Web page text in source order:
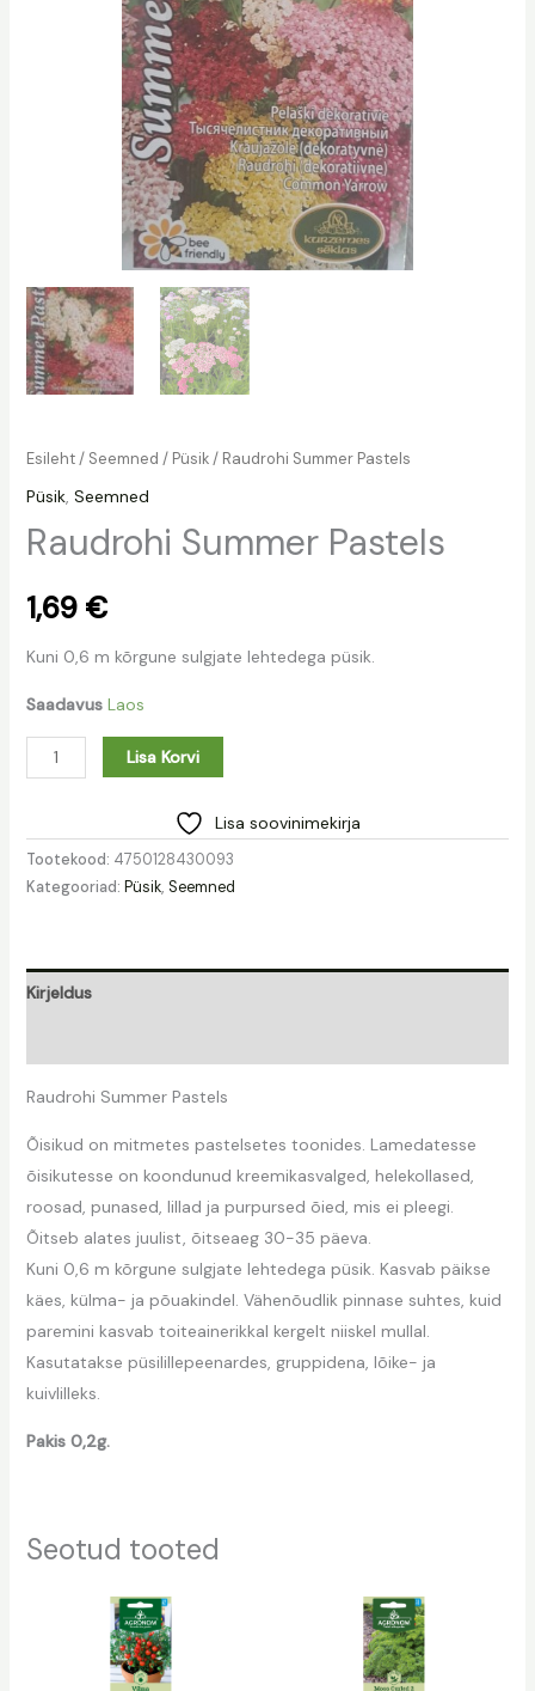
Esileht/ Seemned / Püsik/ Raudrohi Summer Pastels
Püsik, Seemned
Raudrohi Summer Pastels
1,69 €
Kuni 0,6 m kõrgune sulgjate lehtedega püsik.
Saadavus Laos
Lisa Korvi
Lisa soovinimekirja
Tootekood: 4750128430093
Kategooriad: Püsik, Seemned
Kirjeldus
Raudrohi Summer Pastels
Õisikud on mitmetes pastelsetes toonides. Lamedatesse
õisikutesse on koondunud kreemikasvalged, helekollased,
roosad, punased, lillad ja purpursed õied, mis ei pleegi.
Õitseb alates juulist, õitseaeg 30-35 päeva.
Kuni 0,6 m kõrgune sulgjate lehtedega püsik. Kasvab päikse
käes, külma- ja põuakindel. Vähenõudlik pinnase suhtes, kuid
paremini kasvab toiteainerikkal kergelt niiskel mullal.
Kasutatakse püsilillepeenardes, gruppidena, lõike- ja
kuivlilleks.
Pakis 0,2g.
Seotud tooted